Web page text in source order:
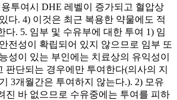
투여시 DHE 레벨이 증가되고 혈압상
다. 4) 이것은 최근 복용한 약물에도 적
다. 5. 임부 및 수유부에 대한 투여 1) 임
전성이 확립되어 있지 않으므로 임부 또
성이 있는 부인에는 치료상의 유익성이
판단되는 경우에만 투여한다(의사의 지
3개월간은 투여하지 않는다.). 2) 모유
진 바 없으므로 수유중에는 투여를 피하